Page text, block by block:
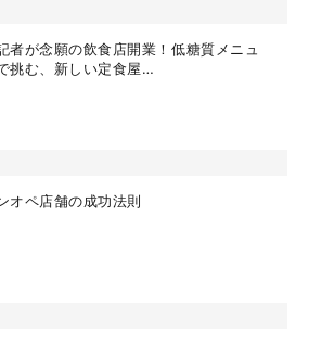
者が念願の飲食店開業！低糖質メニュ
挑む、新しい定食屋…
オペ店舗の成功法則